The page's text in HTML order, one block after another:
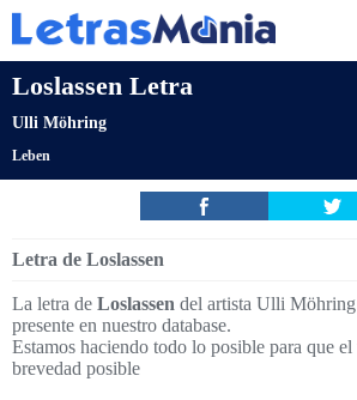
Loslassen Letra
Ulli Möhring
Leben
Letra de Loslassen
La letra de Loslassen del artista Ulli Möhring
presente en nuestro database.
Estamos haciendo todo lo posible para que
brevedad posible